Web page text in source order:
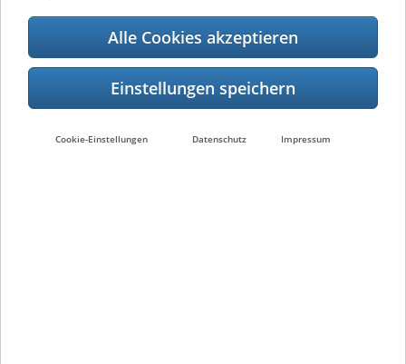
Vertriebspartnersuche
Alle Cookies akzeptieren
Cookie-Einstellungen Datenschutz Impressum